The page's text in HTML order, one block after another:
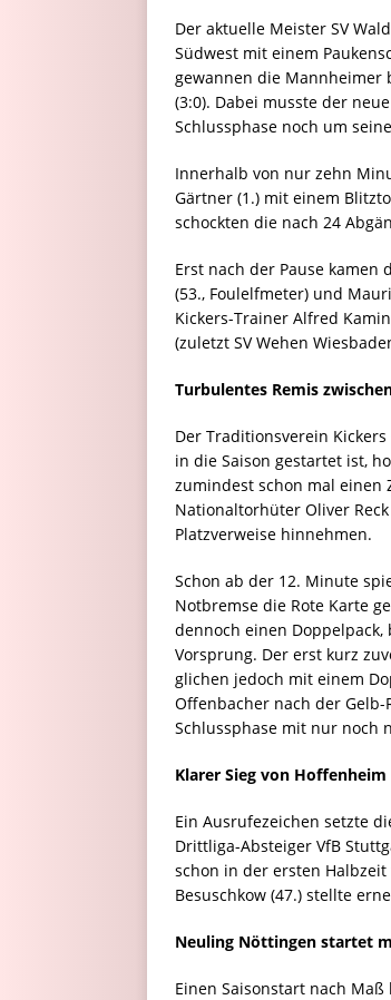
Der aktuelle Meister SV
Südwest mit einem
gewannen die Mannheimer
(3:0). Dabei musste der
Schlussphase noch um
Innerhalb von nur zehn
Gärtner (1.) mit einem
schockten die nach 24
Erst nach der Pause kamen
(53., Foulelfmeter) und
Kickers-Trainer Alfred
(zuletzt SV Wehen
Turbulentes Remis
Der Traditionsverein
in die Saison gestartet ist,
zumindest schon mal einen
Nationaltorhüter Oliver
Platzverweise hinnehmen.
Schon ab der 12. Minute
Notbremse die Rote Karte
dennoch einen Doppelpack,
Vorsprung. Der erst kurz
glichen jedoch mit einem
Offenbacher nach der
Schlussphase mit nur noch
Klarer Sieg von
Ein Ausrufezeichen setzte
Drittliga-Absteiger VfB
schon in der ersten
Besuschkow (47.) stellte
Neuling Nöttingen startet
Einen Saisonstart nach